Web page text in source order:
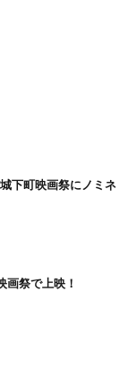
下町映画祭にノミネ
画祭で上映！